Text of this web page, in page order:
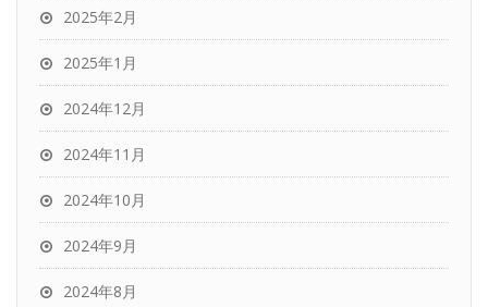
2025年2月
2025年1月
2024年12月
2024年11月
2024年10月
2024年9月
2024年8月